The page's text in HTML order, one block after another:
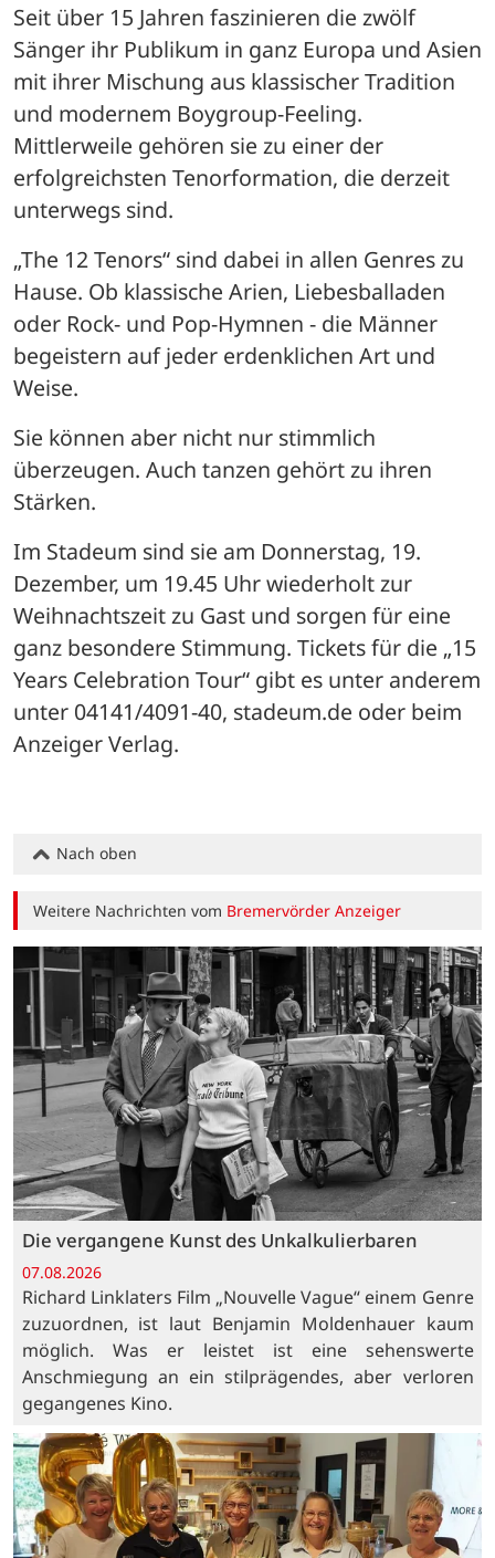
Seit über 15 Jahren faszinieren die zwölf
Sänger ihr Publikum in ganz Europa und Asien
mit ihrer Mischung aus klassischer Tradition
und modernem Boygroup-Feeling.
Mittlerweile gehören sie zu einer der
erfolgreichsten Tenorformation, die derzeit
unterwegs sind.
„The 12 Tenors“ sind dabei in allen Genres zu
Hause. Ob klassische Arien, Liebesballaden
oder Rock- und Pop-Hymnen - die Männer
begeistern auf jeder erdenklichen Art und
Weise.
Sie können aber nicht nur stimmlich
überzeugen. Auch tanzen gehört zu ihren
Stärken.
Im Stadeum sind sie am Donnerstag, 19.
Dezember, um 19.45 Uhr wiederholt zur
Weihnachtszeit zu Gast und sorgen für eine
ganz besondere Stimmung. Tickets für die „15
Years Celebration Tour“ gibt es unter anderem
unter 04141/4091-40, stadeum.de oder beim
Anzeiger Verlag.
Nach oben
Weitere Nachrichten vom Bremervörder Anzeiger
Die vergangene Kunst des Unkalkulierbaren
07.08.2026
Richard Linklaters Film „Nouvelle Vague“ einem Genre
zuzuordnen, ist laut Benjamin Moldenhauer kaum
möglich. Was er leistet ist eine sehenswerte
Anschmiegung an ein stilprägendes, aber verloren
gegangenes Kino.